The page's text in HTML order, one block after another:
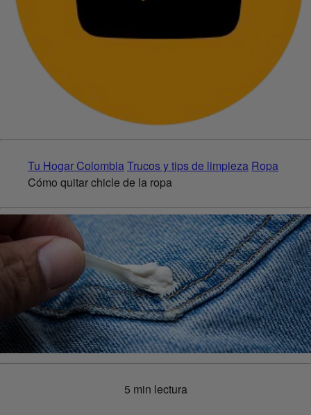
Tu Hogar ColombiaTrucos y tips de limpieza Ropa
Cómo quitar chicle de la ropa
5 min lectura